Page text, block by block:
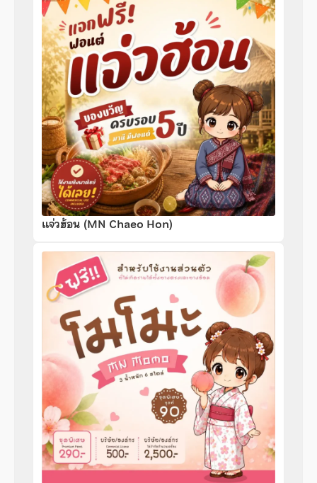
แจ่วฮ้อน (MN Chaeo Hon)